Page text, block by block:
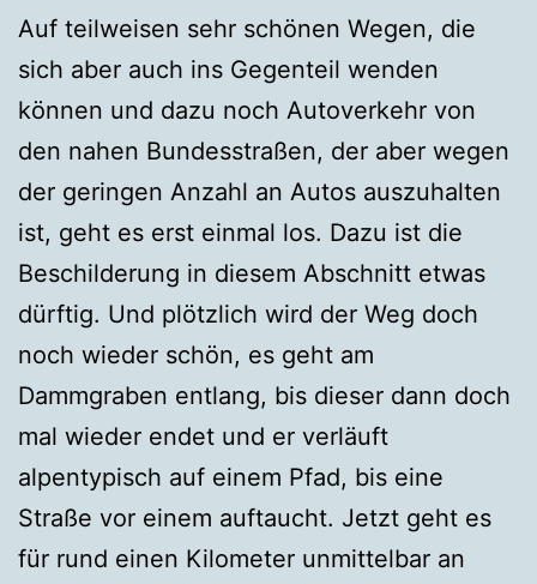
Auf teilweisen sehr schönen Wegen, die
sich aber auch ins Gegenteil wenden
können und dazu noch Autoverkehr von
den nahen Bundesstraßen, der aber wegen
der geringen Anzahl an Autos auszuhalten
ist, geht es erst einmal los. Dazu ist die
Beschilderung in diesem Abschnitt etwas
dürftig. Und plötzlich wird der Weg doch
noch wieder schön, es geht am
Dammgraben entlang, bis dieser dann doch
mal wieder endet und er verläuft
alpentypisch auf einem Pfad, bis eine
Straße vor einem auftaucht. Jetzt geht es
für rund einen Kilometer unmittelbar an